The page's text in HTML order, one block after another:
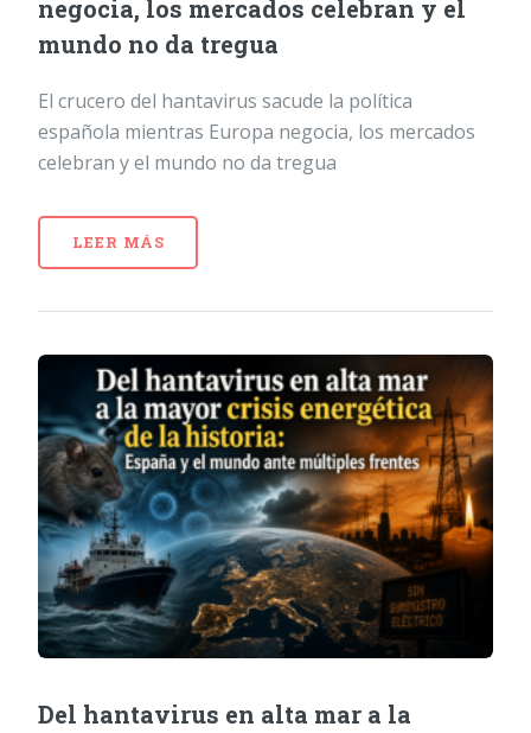
negocia, los mercados celebran y el
mundo no da tregua
El crucero del hantavirus sacude la política
española mientras Europa negocia, los mercados
celebran y el mundo no da tregua
LEER MÁS
Del hantavirus en alta mar a la